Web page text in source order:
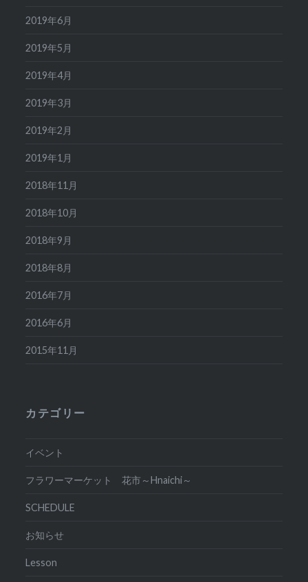
2019年6月
2019年5月
2019年4月
2019年3月
2019年2月
2019年1月
2018年11月
2018年10月
2018年9月
2018年8月
2016年7月
2016年6月
2015年11月
カテゴリー
イベント
フラワーマーケット 花市～Hnaichi～
SCHEDULE
お知らせ
Lesson